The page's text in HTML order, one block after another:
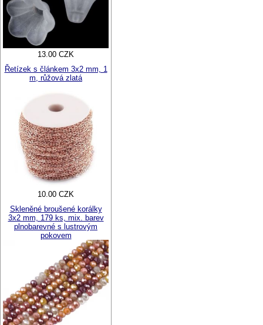
13.00 CZK
Řetízek s článkem 3x2 mm, 1
m, růžová zlatá
10.00 CZK
Skleněné broušené korálky
3x2 mm, 179 ks, mix. barev
plnobarevné s lustrovým
pokovem